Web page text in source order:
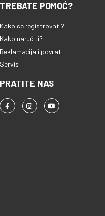
TREBATE POMOĆ?
Kako se registrovati?
Kako naručiti?
Reklamacija i povrati
Servis
PRATITE NAS